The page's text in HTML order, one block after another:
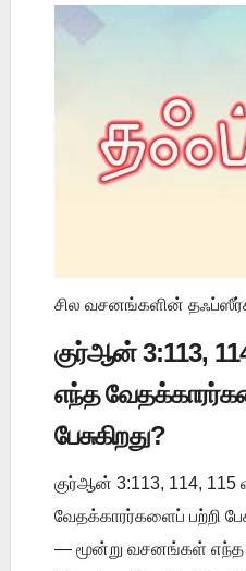
சில வசனங்களின்
குர்ஆன் 3:113,
எந்த
பேசுகிறது?
குர்ஆன் 3:113, 114,
வேதக்காரர்களைப் பற்றி
— மூன்று வசனங்கள் எந்த